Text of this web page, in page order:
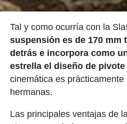
Tal y como ocurría con la
suspensión es de 170 mm
detrás e incorpora como
estrella el diseño de pivote
cinemática es
hermanas.
Las principales ventajas de